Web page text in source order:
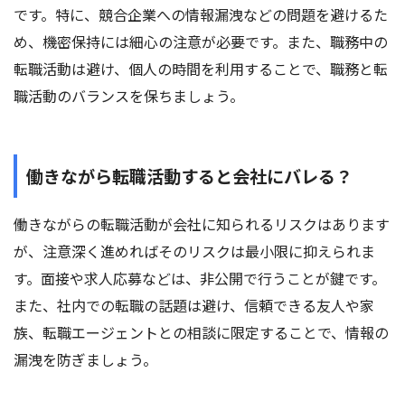
です。特に、競合企業への情報漏洩などの問題を避けるた
め、機密保持には細心の注意が必要です。また、職務中の
転職活動は避け、個人の時間を利用することで、職務と転
職活動のバランスを保ちましょう。
働きながら転職活動すると会社にバレる？
働きながらの転職活動が会社に知られるリスクはあります
が、注意深く進めればそのリスクは最小限に抑えられま
す。面接や求人応募などは、非公開で行うことが鍵です。
また、社内での転職の話題は避け、信頼できる友人や家
族、転職エージェントとの相談に限定することで、情報の
漏洩を防ぎましょう。